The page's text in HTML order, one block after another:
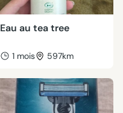
Eau au tea tree
1 mois 597km